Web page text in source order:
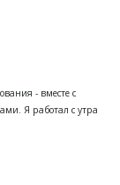
- вместе с
Я работал с утра